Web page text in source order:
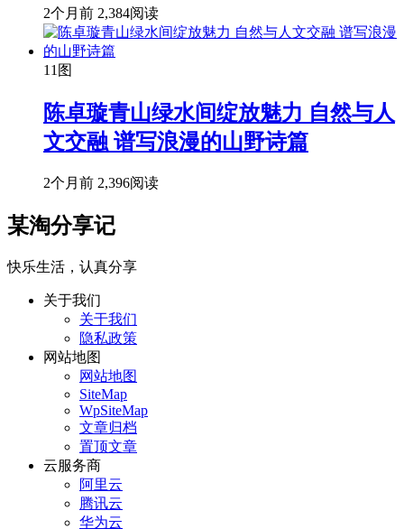
2个月前 2,384阅读
11图
陈卓璇青山绿水间绽放魅力 自然与人
文交融 谱写浪漫的山野诗篇
2个月前 2,396阅读
某淘分享记
快乐生活，认真分享
关于我们
关于我们
隐私政策
网站地图
网站地图
SiteMap
WpSiteMap
文章归档
置顶文章
云服务商
阿里云
腾讯云
华为云